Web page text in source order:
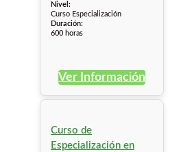
Nivel:
Curso Especialización
Duración:
600 horas
Ver Información
Curso de
Especialización en